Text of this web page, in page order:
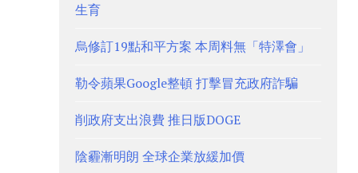
生育
烏修訂19點和平方案 本周料無「特澤會」
勒令蘋果Google整頓 打擊冒充政府詐騙
削政府支出浪費 推日版DOGE
陰霾漸明朗 全球企業放緩加價